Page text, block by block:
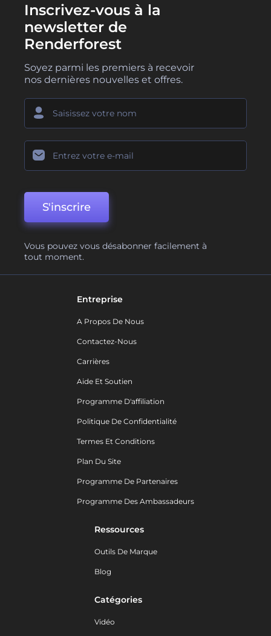
Inscrivez-vous à la
newsletter de
Renderforest
Soyez parmi les premiers à recevoir
nos dernières nouvelles et offres.
S'inscrire
Vous pouvez vous désabonner facilement à
tout moment.
Entreprise
A Propos De Nous
Contactez-Nous
Carrières
Aide Et Soutien
Programme D'affiliation
Politique De Confidentialité
Termes Et Conditions
Plan Du Site
Programme De Partenaires
Programme Des Ambassadeurs
Ressources
Outils De Marque
Blog
Catégories
Vidéo